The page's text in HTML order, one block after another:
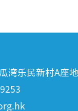
湾乐民新村A座